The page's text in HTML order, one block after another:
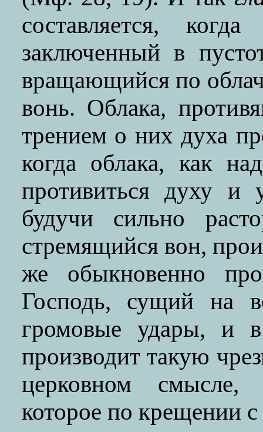
составляется,
заключенный в
вращающийся по
вонь. Облака,
трением о них духа
когда облака, как
противиться духу и
будучи сильно
стремящийся вон,
же обыкновенно
Господь, сущий на
громовые удары, и в
производит такую
церковном смысле,
которое по крещении